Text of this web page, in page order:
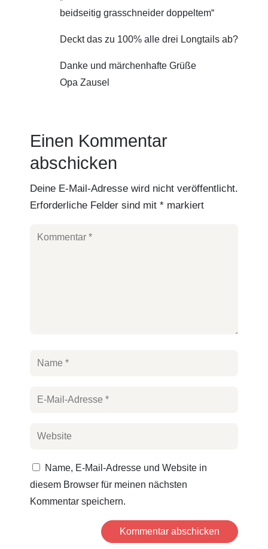
beidseitig grasschneider doppeltem“
Deckt das zu 100% alle drei Longtails ab?
Danke und märchenhafte Grüße
Opa Zausel
Einen Kommentar
abschicken
Deine E-Mail-Adresse wird nicht veröffentlicht.
Erforderliche Felder sind mit * markiert
Name, E-Mail-Adresse und Website in
diesem Browser für meinen nächsten
Kommentar speichern.
Kommentar abschicken